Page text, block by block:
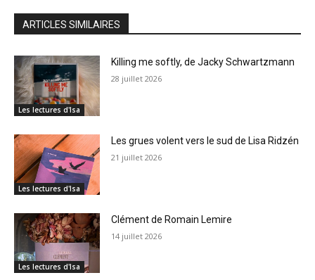
ARTICLES SIMILAIRES
Les lectures d'Isa
Killing me softly, de Jacky Schwartzmann
28 juillet 2026
Les lectures d'Isa
Les grues volent vers le sud de Lisa Ridzén
21 juillet 2026
Les lectures d'Isa
Clément de Romain Lemire
14 juillet 2026